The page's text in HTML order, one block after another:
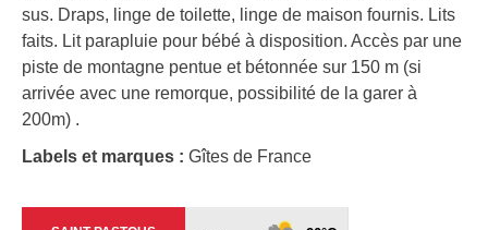
sus. Draps, linge de toilette, linge de maison fournis. Lits
faits. Lit parapluie pour bébé à disposition. Accès par une
piste de montagne pentue et bétonnée sur 150 m (si
arrivée avec une remorque, possibilité de la garer à
200m) .
Labels et marques : Gîtes de France